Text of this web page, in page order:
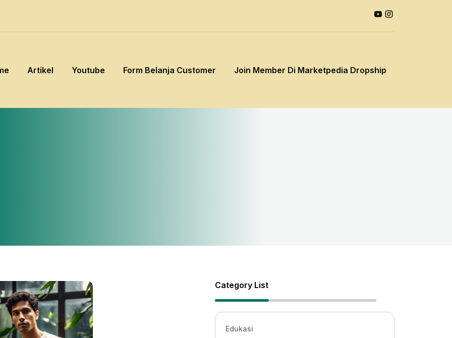
Artikel Youtube Form Belanja Customer Join Member Di Marketpedia Dropship
Category List
Edukasi